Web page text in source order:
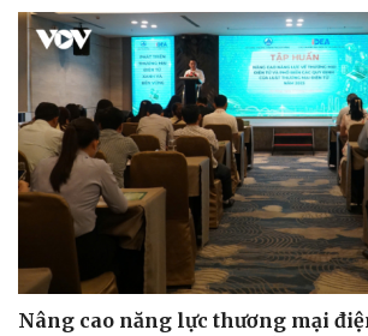
Nâng cao năng lực thương mại